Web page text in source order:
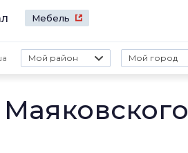
Мебель
Мой район Мой город